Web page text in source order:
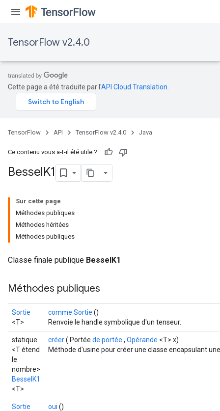
TensorFlow v2.4.0
Cette page a été traduite par l'API Cloud Translation
TensorFlow API TensorFlow v2.4.0 Java
Ce contenu vous a-t-il été utile ?
BesselK1
Sur cette page
Méthodes publiques
Méthodes héritées
Méthodes publiques
Classe finale publique BesselK1
Méthodes publiques
Sortie
<T>
comme Sortie ()
Renvoie le handle symbolique d'un tenseur.
statique
<T étend
le
nombre>
BesselK1
<T>
créer( Portée de portée , Opérande <T> x)
Méthode d'usine pour créer une classe encapsulant
Sortie
oui ()